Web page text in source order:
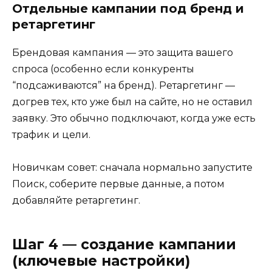
Отдельные кампании под бренд и
ретаргетинг
Брендовая кампания — это защита вашего
спроса (особенно если конкуренты
“подсаживаются” на бренд). Ретаргетинг —
догрев тех, кто уже был на сайте, но не оставил
заявку. Это обычно подключают, когда уже есть
трафик и цели.
Новичкам совет: сначала нормально запустите
Поиск, соберите первые данные, а потом
добавляйте ретаргетинг.
Шаг 4 — создание кампании
(ключевые настройки)